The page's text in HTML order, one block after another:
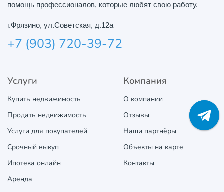
помощь профессионалов, которые любят свою работу.
г.Фрязино, ул.Советская, д.12а
+7 (903) 720-39-72
Услуги
Купить недвижимость
Продать недвижимость
Услуги для покупателей
Срочный выкуп
Ипотека онлайн
Аренда
Компания
О компании
Отзывы
Наши партнёры
Объекты на карте
Контакты